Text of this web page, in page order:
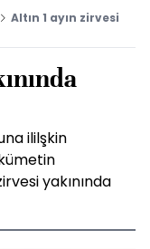
Altın 1 ayın zirvesi
ililşkin
yakınında